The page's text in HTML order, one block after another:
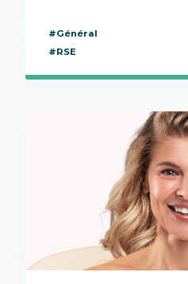
#Général
#RSE